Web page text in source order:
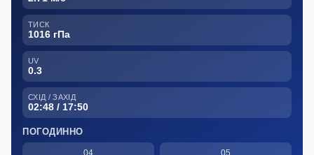
ТИСК
1016 гПа
UV
0.3
СХІД / ЗАХІД
02:48 / 17:50
ПОГОДИННО
04 05